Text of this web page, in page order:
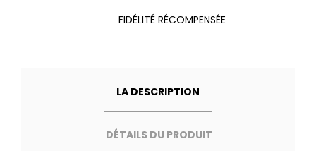
FIDÉLITÉ RÉCOMPENSÉE
LA DESCRIPTION
DÉTAILS DU PRODUIT